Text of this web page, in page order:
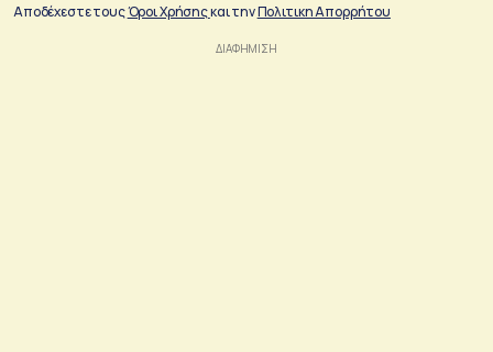
Αποδέχεστε τουςΌροι Χρήσηςκαι τηνΠολιτικη Απορρήτου